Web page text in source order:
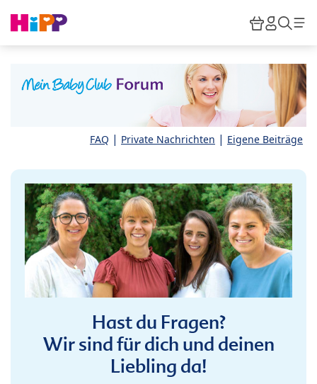
HiPP
FAQ | Private Nachrichten | Eigene Beiträge
Hast du Fragen?
Wir sind für dich und deinen
Liebling da!